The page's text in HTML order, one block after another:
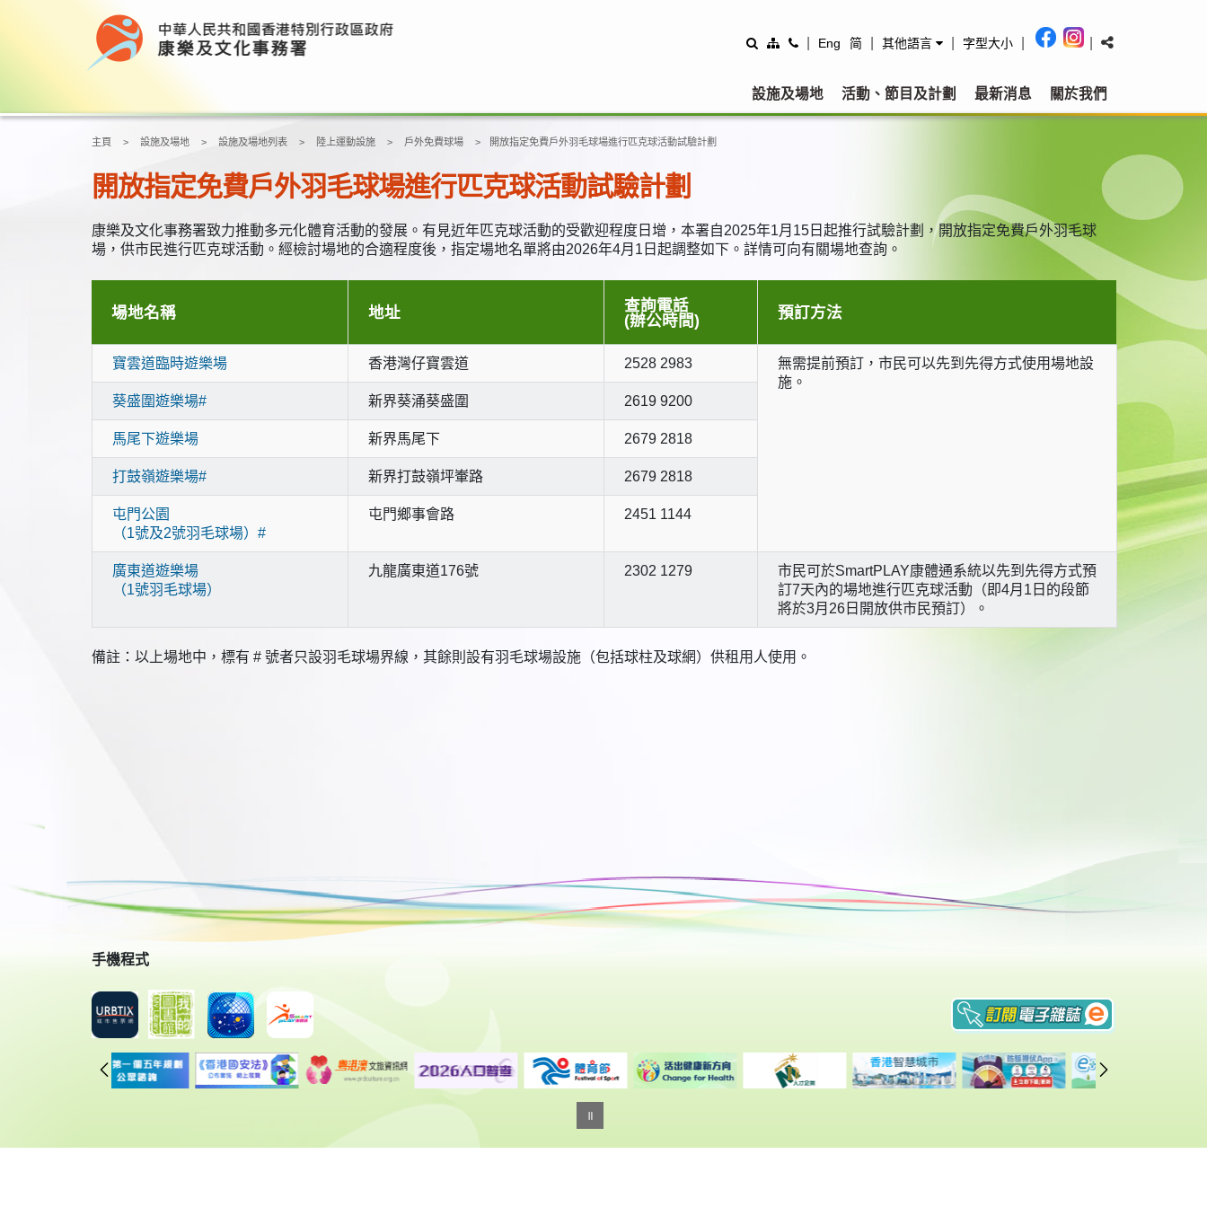
Eng 简 其他語言 字型大小
設施及場地 活動、節目及計劃 最新消息 關於我們
主頁 設施及場地 設施及場地列表 陸上運動設施 戶外免費球場 開放指定免費戶外羽毛球場進行匹克球活動試驗計劃
開放指定免費戶外羽毛球場進行匹克球活動試驗計劃
康樂及文化事務署致力推動多元化體育活動的發展。有見近年匹克球活動的受歡迎程度日增，本署自2025年1月15日起推行試驗計劃，開放指定免費戶外羽毛球
場，供市民進行匹克球活動。經檢討場地的合適程度後，指定場地名單將由2026年4月1日起調整如下。詳情可向有關場地查詢。
場地名稱 地址
查詢電話
(辦公時間)
預訂方法
寶雲道臨時遊樂場 香港灣仔寶雲道 2528 2983
無需提前預訂，市民可以先到先得方式使用場地設
施。
葵盛圍遊樂場#
新界葵涌葵盛圍 2619 9200
馬尾下遊樂場 新界馬尾下 2679 2818
打鼓嶺遊樂場# 新界打鼓嶺坪輋路 2679 2818
屯門公園
（1號及2號羽毛球場）#
屯門鄉事會路 2451 1144
廣東道遊樂場
（1號羽毛球場）
九龍廣東道176號 2302 1279
市民可於SmartPLAY康體通系統以先到先得方式預
訂7天內的場地進行匹克球活動（即4月1日的段節
將於3月26日開放供市民預訂）。
備註：以上場地中，標有 # 號者只設羽毛球場界線，其餘則設有羽毛球場設施（包括球柱及球網）供租用人使用。
手機程式